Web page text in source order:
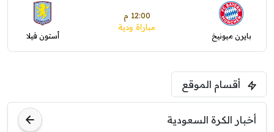
بايرن ميونيخ
12:00 م
مباراة ودية
أستون فيلا
أقسام الموقع
أخبار الكرة السعودية